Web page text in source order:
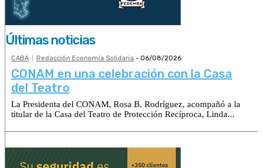
Últimas noticias
CABA Redacción Economía Solidaria - 06/08/2026
CONAM en una celebración con la Casa
del Teatro
La Presidenta del CONAM, Rosa B. Rodríguez, acompañó a la
titular de la Casa del Teatro de Protección Recíproca, Linda...